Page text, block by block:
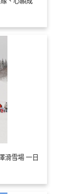
滑雪場 一日